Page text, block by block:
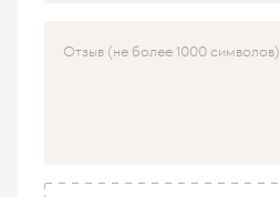
Отзыв (не более 1000 символов)